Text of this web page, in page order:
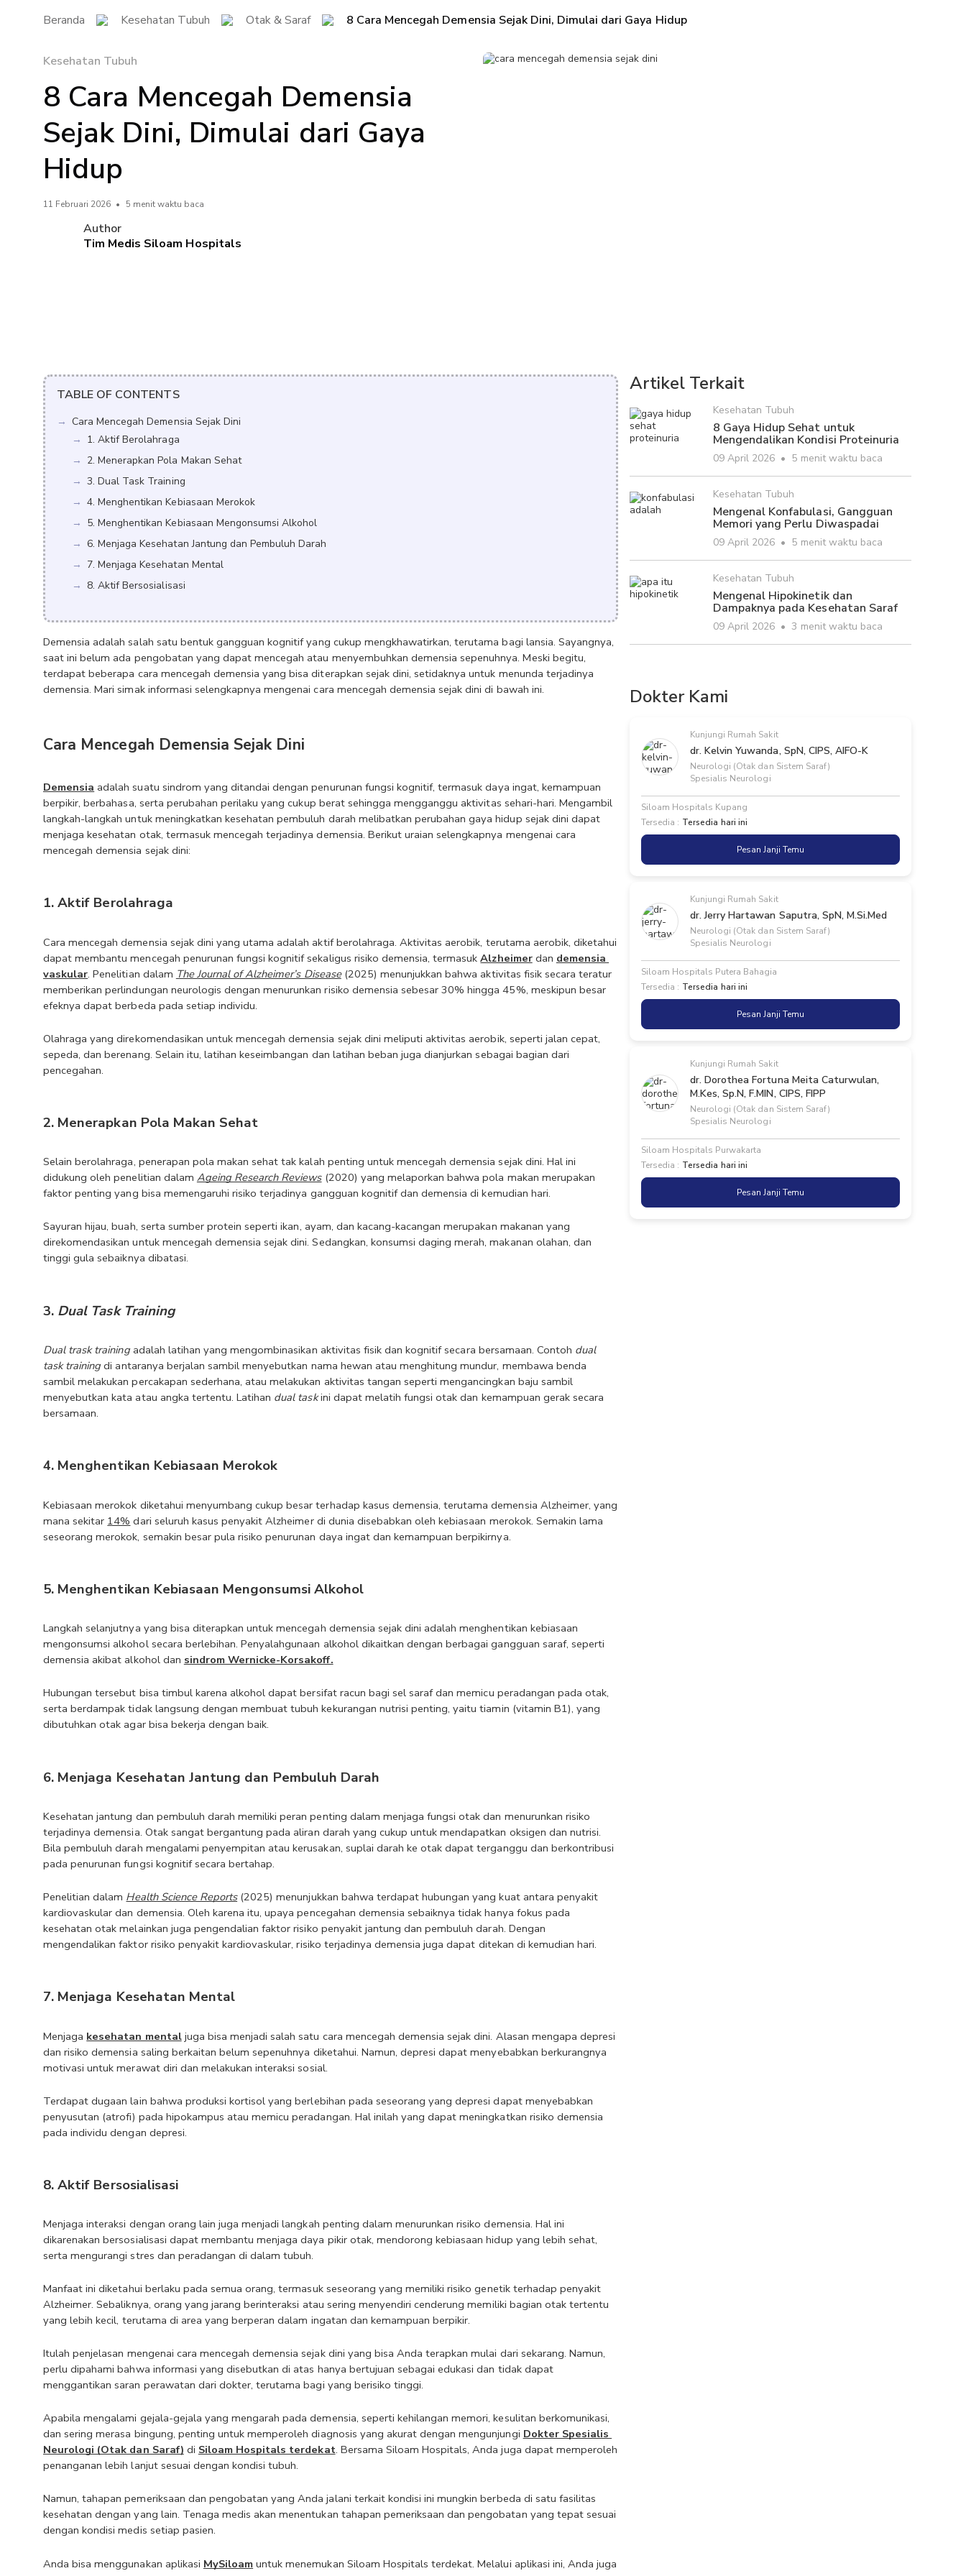
Beranda Kesehatan Tubuh Otak & Saraf 8 Cara Mencegah Demensia Sejak Dini, Dimulai dari Gaya Hidup
Kesehatan Tubuh
8 Cara Mencegah Demensia
Sejak Dini, Dimulai dari Gaya
Hidup
11 Februari 2026 • 5 menit waktu baca
Author
Tim Medis Siloam Hospitals
TABLE OF CONTENTS
Cara Mencegah Demensia Sejak Dini
1. Aktif Berolahraga
2. Menerapkan Pola Makan Sehat
3. Dual Task Training
4. Menghentikan Kebiasaan Merokok
5. Menghentikan Kebiasaan Mengonsumsi Alkohol
6. Menjaga Kesehatan Jantung dan Pembuluh Darah
7. Menjaga Kesehatan Mental
8. Aktif Bersosialisasi
Demensia adalah salah satu bentuk gangguan kognitif yang cukup mengkhawatirkan, terutama bagi lansia. Sayangnya,
saat ini belum ada pengobatan yang dapat mencegah atau menyembuhkan demensia sepenuhnya. Meski begitu,
terdapat beberapa cara mencegah demensia yang bisa diterapkan sejak dini, setidaknya untuk menunda terjadinya
demensia. Mari simak informasi selengkapnya mengenai cara mencegah demensia sejak dini di bawah ini.
Cara Mencegah Demensia Sejak Dini
Demensia adalah suatu sindrom yang ditandai dengan penurunan fungsi kognitif, termasuk daya ingat, kemampuan
berpikir, berbahasa, serta perubahan perilaku yang cukup berat sehingga mengganggu aktivitas sehari-hari. Mengambil
langkah-langkah untuk meningkatkan kesehatan pembuluh darah melibatkan perubahan gaya hidup sejak dini dapat
menjaga kesehatan otak, termasuk mencegah terjadinya demensia. Berikut uraian selengkapnya mengenai cara
mencegah demensia sejak dini:
1. Aktif Berolahraga
Cara mencegah demensia sejak dini yang utama adalah aktif berolahraga. Aktivitas aerobik, terutama aerobik, diketahui
dapat membantu mencegah penurunan fungsi kognitif sekaligus risiko demensia, termasuk Alzheimer dan demensia
vaskular. Penelitian dalam The Journal of Alzheimer’s Disease (2025) menunjukkan bahwa aktivitas fisik secara teratur
memberikan perlindungan neurologis dengan menurunkan risiko demensia sebesar 30% hingga 45%, meskipun besar
efeknya dapat berbeda pada setiap individu.
Olahraga yang direkomendasikan untuk mencegah demensia sejak dini meliputi aktivitas aerobik, seperti jalan cepat,
sepeda, dan berenang. Selain itu, latihan keseimbangan dan latihan beban juga dianjurkan sebagai bagian dari
pencegahan.
2. Menerapkan Pola Makan Sehat
Selain berolahraga, penerapan pola makan sehat tak kalah penting untuk mencegah demensia sejak dini. Hal ini
didukung oleh penelitian dalam Ageing Research Reviews (2020) yang melaporkan bahwa pola makan merupakan
faktor penting yang bisa memengaruhi risiko terjadinya gangguan kognitif dan demensia di kemudian hari.
Sayuran hijau, buah, serta sumber protein seperti ikan, ayam, dan kacang-kacangan merupakan makanan yang
direkomendasikan untuk mencegah demensia sejak dini. Sedangkan, konsumsi daging merah, makanan olahan, dan
tinggi gula sebaiknya dibatasi.
3. Dual Task Training
Dual trask training adalah latihan yang mengombinasikan aktivitas fisik dan kognitif secara bersamaan. Contoh dual
task training di antaranya berjalan sambil menyebutkan nama hewan atau menghitung mundur, membawa benda
sambil melakukan percakapan sederhana, atau melakukan aktivitas tangan seperti mengancingkan baju sambil
menyebutkan kata atau angka tertentu. Latihan dual task ini dapat melatih fungsi otak dan kemampuan gerak secara
bersamaan.
4. Menghentikan Kebiasaan Merokok
Kebiasaan merokok diketahui menyumbang cukup besar terhadap kasus demensia, terutama demensia Alzheimer, yang
mana sekitar 14% dari seluruh kasus penyakit Alzheimer di dunia disebabkan oleh kebiasaan merokok. Semakin lama
seseorang merokok, semakin besar pula risiko penurunan daya ingat dan kemampuan berpikirnya.
5. Menghentikan Kebiasaan Mengonsumsi Alkohol
Langkah selanjutnya yang bisa diterapkan untuk mencegah demensia sejak dini adalah menghentikan kebiasaan
mengonsumsi alkohol secara berlebihan. Penyalahgunaan alkohol dikaitkan dengan berbagai gangguan saraf, seperti
demensia akibat alkohol dan sindrom Wernicke-Korsakoff.
Hubungan tersebut bisa timbul karena alkohol dapat bersifat racun bagi sel saraf dan memicu peradangan pada otak,
serta berdampak tidak langsung dengan membuat tubuh kekurangan nutrisi penting, yaitu tiamin (vitamin B1), yang
dibutuhkan otak agar bisa bekerja dengan baik.
6. Menjaga Kesehatan Jantung dan Pembuluh Darah
Kesehatan jantung dan pembuluh darah memiliki peran penting dalam menjaga fungsi otak dan menurunkan risiko
terjadinya demensia. Otak sangat bergantung pada aliran darah yang cukup untuk mendapatkan oksigen dan nutrisi.
Bila pembuluh darah mengalami penyempitan atau kerusakan, suplai darah ke otak dapat terganggu dan berkontribusi
pada penurunan fungsi kognitif secara bertahap.
Penelitian dalam Health Science Reports (2025) menunjukkan bahwa terdapat hubungan yang kuat antara penyakit
kardiovaskular dan demensia. Oleh karena itu, upaya pencegahan demensia sebaiknya tidak hanya fokus pada
kesehatan otak melainkan juga pengendalian faktor risiko penyakit jantung dan pembuluh darah. Dengan
mengendalikan faktor risiko penyakit kardiovaskular, risiko terjadinya demensia juga dapat ditekan di kemudian hari.
7. Menjaga Kesehatan Mental
Menjaga kesehatan mental juga bisa menjadi salah satu cara mencegah demensia sejak dini. Alasan mengapa depresi
dan risiko demensia saling berkaitan belum sepenuhnya diketahui. Namun, depresi dapat menyebabkan berkurangnya
motivasi untuk merawat diri dan melakukan interaksi sosial.
Terdapat dugaan lain bahwa produksi kortisol yang berlebihan pada seseorang yang depresi dapat menyebabkan
penyusutan (atrofi) pada hipokampus atau memicu peradangan. Hal inilah yang dapat meningkatkan risiko demensia
pada individu dengan depresi.
8. Aktif Bersosialisasi
Menjaga interaksi dengan orang lain juga menjadi langkah penting dalam menurunkan risiko demensia. Hal ini
dikarenakan bersosialisasi dapat membantu menjaga daya pikir otak, mendorong kebiasaan hidup yang lebih sehat,
serta mengurangi stres dan peradangan di dalam tubuh.
Manfaat ini diketahui berlaku pada semua orang, termasuk seseorang yang memiliki risiko genetik terhadap penyakit
Alzheimer. Sebaliknya, orang yang jarang berinteraksi atau sering menyendiri cenderung memiliki bagian otak tertentu
yang lebih kecil, terutama di area yang berperan dalam ingatan dan kemampuan berpikir.
Itulah penjelasan mengenai cara mencegah demensia sejak dini yang bisa Anda terapkan mulai dari sekarang. Namun,
perlu dipahami bahwa informasi yang disebutkan di atas hanya bertujuan sebagai edukasi dan tidak dapat
menggantikan saran perawatan dari dokter, terutama bagi yang berisiko tinggi.
Apabila mengalami gejala-gejala yang mengarah pada demensia, seperti kehilangan memori, kesulitan berkomunikasi,
dan sering merasa bingung, penting untuk memperoleh diagnosis yang akurat dengan mengunjungi Dokter Spesialis
Neurologi (Otak dan Saraf) di Siloam Hospitals terdekat. Bersama Siloam Hospitals, Anda juga dapat memperoleh
penanganan lebih lanjut sesuai dengan kondisi tubuh.
Namun, tahapan pemeriksaan dan pengobatan yang Anda jalani terkait kondisi ini mungkin berbeda di satu fasilitas
kesehatan dengan yang lain. Tenaga medis akan menentukan tahapan pemeriksaan dan pengobatan yang tepat sesuai
dengan kondisi medis setiap pasien.
Anda bisa menggunakan aplikasi MySiloam untuk menemukan Siloam Hospitals terdekat. Melalui aplikasi ini, Anda juga
Artikel Terkait
Kesehatan Tubuh
8 Gaya Hidup Sehat untuk
Mengendalikan Kondisi Proteinuria
09 April 2026 • 5 menit waktu baca
Kesehatan Tubuh
Mengenal Konfabulasi, Gangguan
Memori yang Perlu Diwaspadai
09 April 2026 • 5 menit waktu baca
Kesehatan Tubuh
Mengenal Hipokinetik dan
Dampaknya pada Kesehatan Saraf
09 April 2026 • 3 menit waktu baca
Dokter Kami
Kunjungi Rumah Sakit
dr. Kelvin Yuwanda, SpN, CIPS, AIFO-K
Neurologi (Otak dan Sistem Saraf)
Spesialis Neurologi
Siloam Hospitals Kupang
Tersedia : Tersedia hari ini
Pesan Janji Temu
Kunjungi Rumah Sakit
dr. Jerry Hartawan Saputra, SpN, M.Si.Med
Neurologi (Otak dan Sistem Saraf)
Spesialis Neurologi
Siloam Hospitals Putera Bahagia
Tersedia : Tersedia hari ini
Pesan Janji Temu
Kunjungi Rumah Sakit
dr. Dorothea Fortuna Meita Caturwulan,
M.Kes, Sp.N, F.MIN, CIPS, FIPP
Neurologi (Otak dan Sistem Saraf)
Spesialis Neurologi
Siloam Hospitals Purwakarta
Tersedia : Tersedia hari ini
Pesan Janji Temu